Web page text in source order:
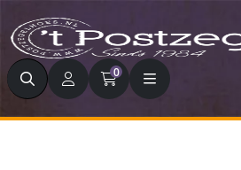
Zoeken 0